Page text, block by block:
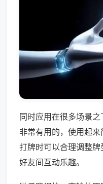
同时应用在很多场景
非常有用的，使用起
打牌时可以合理调整
好友间互动乐趣。